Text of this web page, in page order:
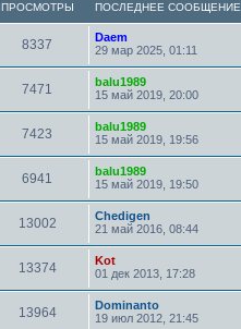
ПРОСМОТРЫ ПОСЛЕДНЕЕ СООБЩЕНИЕ
8337
Daem
29 мар 2025, 01:11
7471
balu1989
15 май 2019, 20:00
7423
balu1989
15 май 2019, 19:56
6941
balu1989
15 май 2019, 19:50
13002
Chedigen
21 май 2016, 08:44
13374
Kot
01 дек 2013, 17:28
13964
Dominanto
19 июл 2012, 21:45